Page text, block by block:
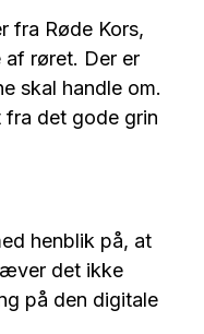
fra Røde Kors,
af røret. Der er
skal handle om.
fra det gode grin
henblik på, at
det ikke
på den digitale